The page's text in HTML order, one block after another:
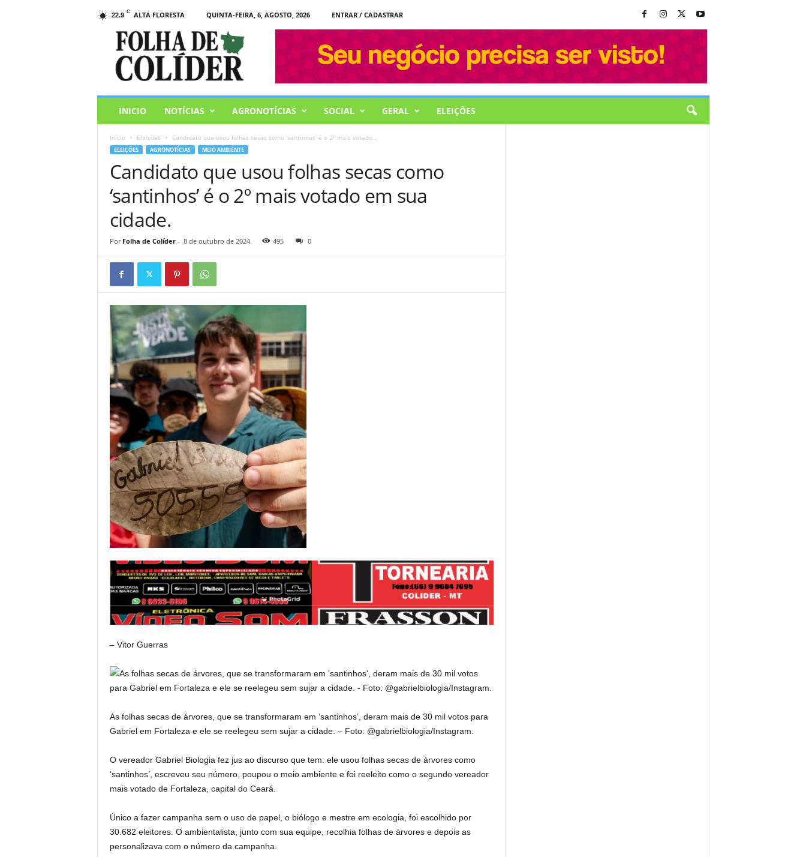
22.9 C ALTA FLORESTA QUINTA-FEIRA, 6, AGOSTO, 2026
ENTRAR / CADASTRAR
INICIO NOTÍCIAS AGRONOTÍCIAS SOCIAL GERAL ELEIÇÕES
Início Eleições Candidato que usou folhas secas como ‘santinhos’ é o 2º mais votado...
ELEIÇÕES AGRONOTÍCIAS MEIO AMBIENTE
Candidato que usou folhas secas como
‘santinhos’ é o 2º mais votado em sua
cidade.
Por Folha de Colíder- 8 de outubro de 2024 495 0
– Vitor Guerras
As folhas secas de árvores, que se transformaram em ‘santinhos’, deram mais de 30 mil votos para
Gabriel em Fortaleza e ele se reelegeu sem sujar a cidade. – Foto: @gabrielbiologia/Instagram.
O vereador Gabriel Biologia fez jus ao discurso que tem: ele usou folhas secas de árvores como
‘santinhos’, escreveu seu número, poupou o meio ambiente e foi reeleito como o segundo vereador
mais votado de Fortaleza, capital do Ceará.
Único a fazer campanha sem o uso de papel, o biólogo e mestre em ecologia, foi escolhido por
30.682 eleitores. O ambientalista, junto com sua equipe, recolhia folhas de árvores e depois as
personalizava com o número da campanha.